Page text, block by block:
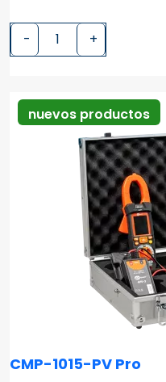
- +
nuevos productos
CMP-1015-PV Pro